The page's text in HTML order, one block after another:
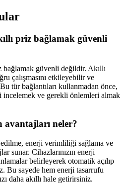
priz bağlamak güvenli
güvenli değildir. Akıllı
çalışmasını etkileyebilir ve
tür bağlantıları kullanmadan önce,
incelemek ve gerekli önlemleri almak
avantajları neler?
enerji verimliliği sağlama ve
sunar. Cihazlarınızın enerji
belirleyerek otomatik açılıp
Bu sayede hem enerji tasarrufu
daha akıllı hale getirirsiniz.